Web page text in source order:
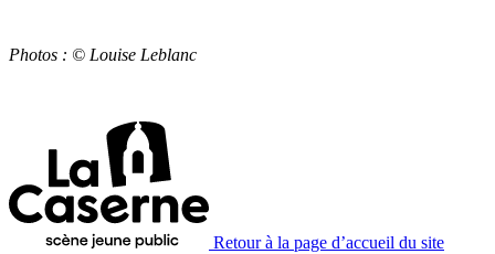
Photos : © Louise Leblanc
Retour à la page d’accueil du site